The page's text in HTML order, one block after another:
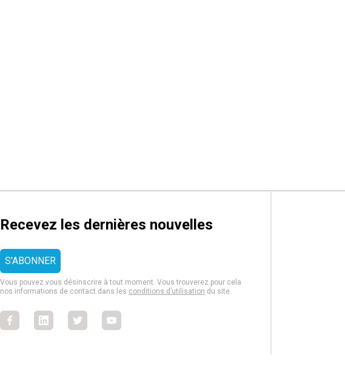
Recevez les dernières nouvelles
Vous pouvez vous désinscrire à tout moment. Vous trouverez pour cela
nos informations de contact dans les conditions d’utilisation du site.
FacebookFacebookFacebookFacebook